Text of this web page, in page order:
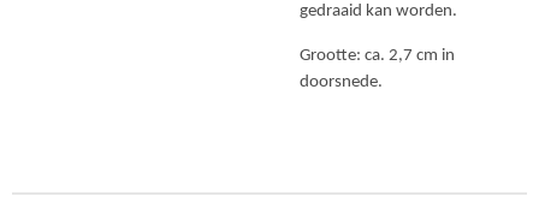
gedraaid kan worden.
Grootte: ca. 2,7 cm in
doorsnede.